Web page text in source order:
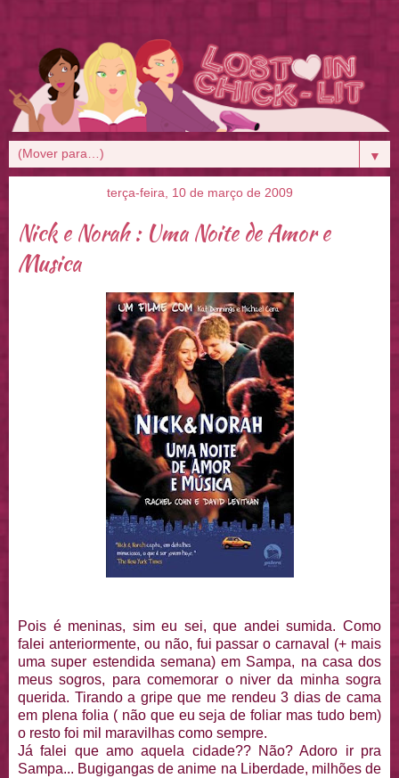
▼
terça-feira, 10 de março de 2009
Nick e Norah : Uma Noite de Amor e
Musica
Pois é meninas, sim eu sei, que andei sumida. Como
falei anteriormente, ou não, fui passar o carnaval (+ mais
uma super estendida semana) em Sampa, na casa dos
meus sogros, para comemorar o niver da minha sogra
querida. Tirando a gripe que me rendeu 3 dias de cama
em plena folia ( não que eu seja de foliar mas tudo bem)
o resto foi mil maravilhas como sempre.
Já falei que amo aquela cidade?? Não? Adoro ir pra
Sampa... Bugigangas de anime na Liberdade, milhões de